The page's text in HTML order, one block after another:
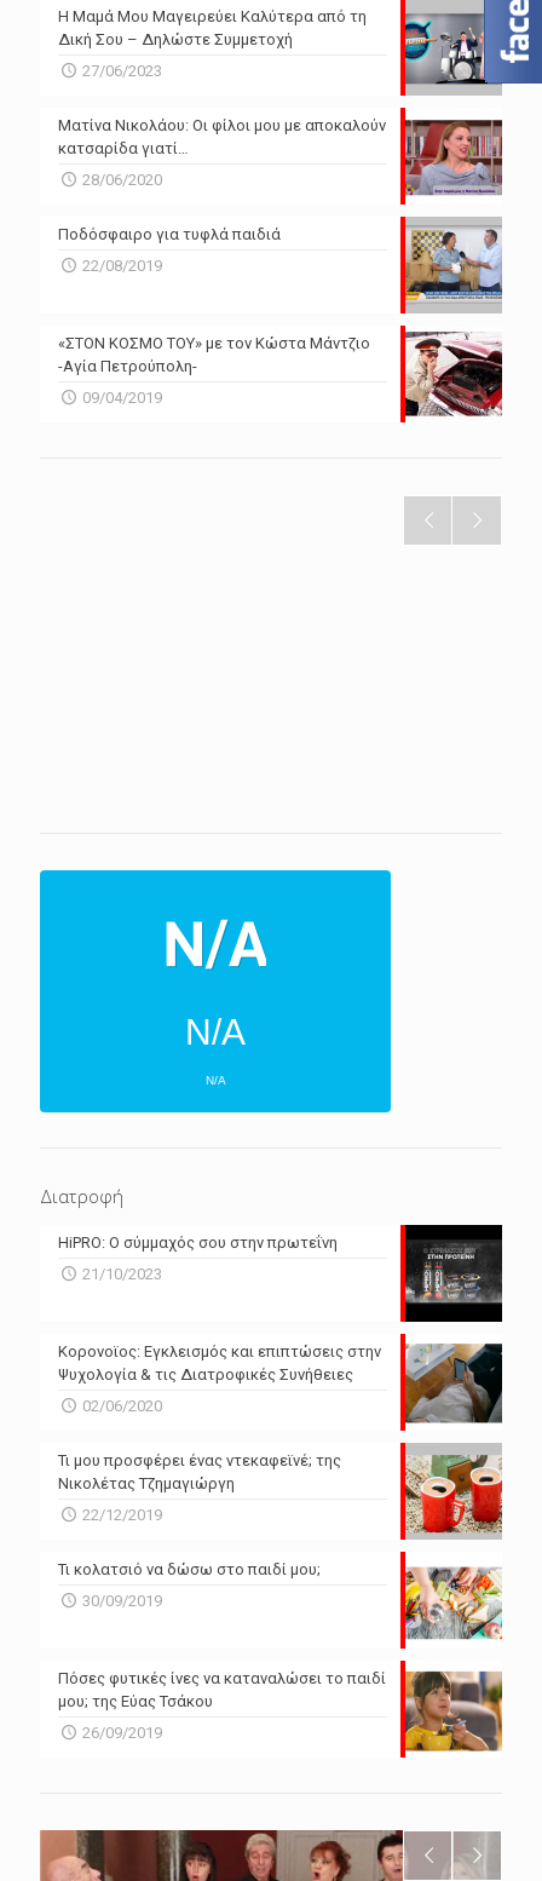
Η Μαμά Μου Μαγειρεύει Καλύτερα από τη
Δική Σου – Δηλώστε Συμμετοχή
27/06/2023
Ματίνα Νικολάου: Οι φίλοι μου με αποκαλούν
κατσαρίδα γιατί…
28/06/2020
Ποδόσφαιρο για τυφλά παιδιά
22/08/2019
«ΣΤΟΝ ΚΟΣΜΟ ΤΟΥ» με τον Κώστα Μάντζιο
-Αγία Πετρούπολη-
09/04/2019
N/A
N/A
N/A
Powered by Forecast.io
Διατροφή
HiPRO: Ο σύμμαχός σου στην πρωτεΐνη
21/10/2023
Κορονοϊος: Εγκλεισμός και επιπτώσεις στην
Ψυχολογία & τις Διατροφικές Συνήθειες
02/06/2020
Τι μου προσφέρει ένας ντεκαφεϊνέ; της
Νικολέτας Τζημαγιώργη
22/12/2019
Τι κολατσιό να δώσω στο παιδί μου;
30/09/2019
Πόσες φυτικές ίνες να καταναλώσει το παιδί
μου; της Εύας Τσάκου
26/09/2019